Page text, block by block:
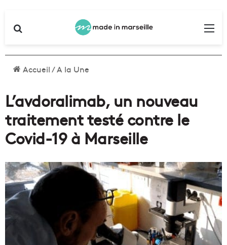
Accueil/A la Une
L’avdoralimab, un nouveau
traitement testé contre le
Covid-19 à Marseille